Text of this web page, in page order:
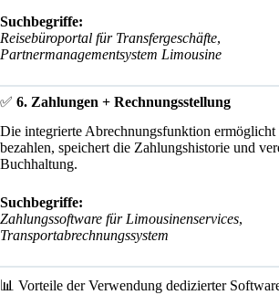
Suchbegriffe:
Reisebüroportal für Transfergeschäfte,
Partnermanagementsystem Limousine
✅ 6. Zahlungen + Rechnungsstellung
Die integrierte Abrechnungsfunktion
bezahlen, speichert die Zahlungshistorie und
Buchhaltung.
Suchbegriffe:
Zahlungssoftware für Limousinenservices,
Transportabrechnungssystem
📊 Vorteile der Verwendung dedizierter